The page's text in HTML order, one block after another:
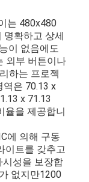
는 480x480
명확하고 상세
이 없음에도
외부 버튼이나
하는 프로젝
역은 70.13 x
x 71.13
율을 제공합니
에 의해 구동
이트를 갖추고
성을 보장합
없지만1200